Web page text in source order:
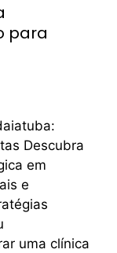
para
Descubra
em
e
uma clínica